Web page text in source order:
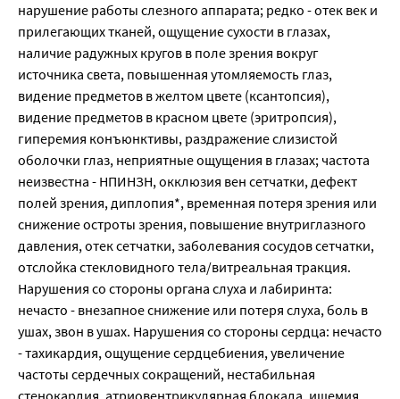
нарушение работы слезного аппарата; редко - отек век и
прилегающих тканей, ощущение сухости в глазах,
наличие радужных кругов в поле зрения вокруг
источника света, повышенная утомляемость глаз,
видение предметов в желтом цвете (ксантопсия),
видение предметов в красном цвете (эритропсия),
гиперемия конъюнктивы, раздражение слизистой
оболочки глаз, неприятные ощущения в глазах; частота
неизвестна - НПИНЗН, окклюзия вен сетчатки, дефект
полей зрения, диплопия*, временная потеря зрения или
снижение остроты зрения, повышение внутриглазного
давления, отек сетчатки, заболевания сосудов сетчатки,
отслойка стекловидного тела/витреальная тракция.
Нарушения со стороны органа слуха и лабиринта:
нечасто - внезапное снижение или потеря слуха, боль в
ушах, звон в ушах. Нарушения со стороны сердца: нечасто
- тахикардия, ощущение сердцебиения, увеличение
частоты сердечных сокращений, нестабильная
стенокардия, атриовентрикулярная блокада, ишемия